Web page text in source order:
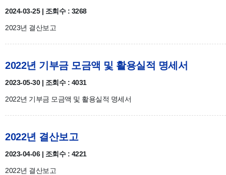
2024-03-25 | 조회수 : 3268
2023년 결산보고
2022년 기부금 모금액 및 활용실적 명세서
2023-05-30 | 조회수 : 4031
2022년 기부금 모금액 및 활용실적 명세서
2022년 결산보고
2023-04-06 | 조회수 : 4221
2022년 결산보고